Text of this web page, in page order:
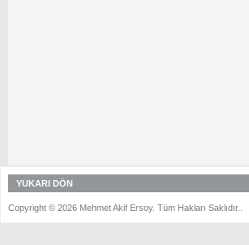
YUKARI DÖN
Copyright © 2026 Mehmet Akif Ersoy. Tüm Hakları Saklıdır..